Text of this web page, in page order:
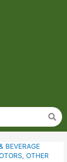
BEVERAGE
,OTHER